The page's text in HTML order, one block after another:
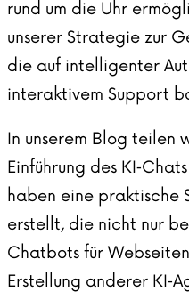
rund um die Uhr
unserer Strategie zur
die auf intelligenter
interaktivem Support
In unserem Blog teilen
Einführung des
haben eine praktische
erstellt, die nicht nur
Chatbots für
Erstellung anderer